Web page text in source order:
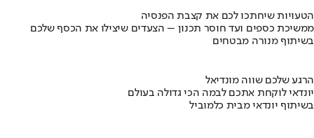
הטעויות שיחתכו לכם את קצבת הפנסיה
ממשיכת כספים ועד חוסר תכנון – הצעדים שיצילו את הכסף שלכם
בשיתוף מנורה מבטחים
הרגע שלכם שווה מונדיאל
יונדאי לוקחת אתכם לבמה הכי גדולה בעולם
בשיתוף יונדאי מבית כלמוביל